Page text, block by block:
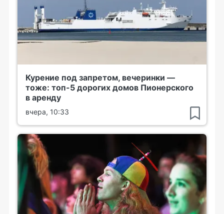
Курение под запретом, вечеринки —
тоже: топ-5 дорогих домов Пионерского
в аренду
вчера, 10:33